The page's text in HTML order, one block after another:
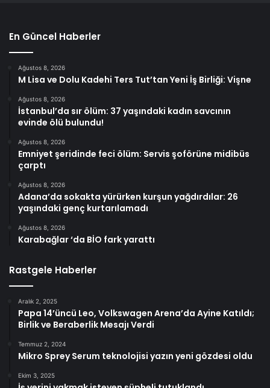
En Güncel Haberler
Ağustos 8, 2026
M Lisa ve Dolu Kadehi Ters Tut’tan Yeni İş Birliği: Vişne
Ağustos 8, 2026
İstanbul’da sır ölüm: 37 yaşındaki kadın savcının
evinde ölü bulundu!
Ağustos 8, 2026
Emniyet şeridinde feci ölüm: Servis şoförüne midibüs
çarptı
Ağustos 8, 2026
Adana’da sokakta yürürken kurşun yağdırdılar: 26
yaşındaki genç kurtarılamadı
Ağustos 8, 2026
Karabağlar ‘da BİO fark yarattı
Rastgele Haberler
Aralık 2, 2025
Papa 14’üncü Leo, Volkswagen Arena’da Ayine Katıldı;
Birlik ve Beraberlik Mesajı Verdi
Temmuz 2, 2024
Mikro Sprey Serum teknolojisi yazın yeni gözdesi oldu
Ekim 3, 2025